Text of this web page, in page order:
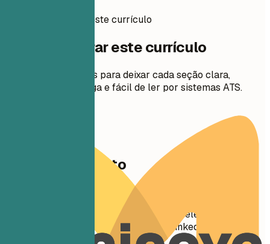
Como preparar este currículo
Como preparar este currículo
Orientações práticas para deixar cada seção clara,
relevante para a vaga e fácil de ler por sistemas ATS.
Dados de contato
Nome Sobrenome Cidade, Estado, CEP Telefone |
Endereço de E-mail URL do Perfil do LinkedIn | URL do